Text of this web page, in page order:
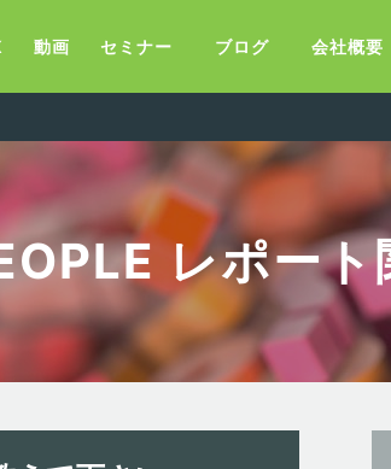
動画 セミナー ブログ 会社概要
レポート